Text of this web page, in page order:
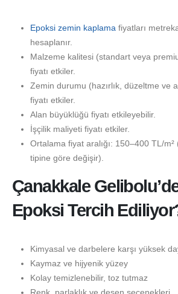
Epoksi zemin kaplama fiyatları
hesaplanır.
Malzeme kalitesi (standart veya
fiyatı etkiler.
Zemin durumu (hazırlık, düzeltme ve
fiyatı etkiler.
Alan büyüklüğü fiyatı etkileyebilir.
İşçilik maliyeti fiyatı etkiler.
Ortalama fiyat aralığı: 150–400 TL/
tipine göre değişir).
Çanakkale
Epoksi Tercih
Kimyasal ve darbelere karşı yüksek
Kaymaz ve hijyenik yüzey
Kolay temizlenebilir, toz tutmaz